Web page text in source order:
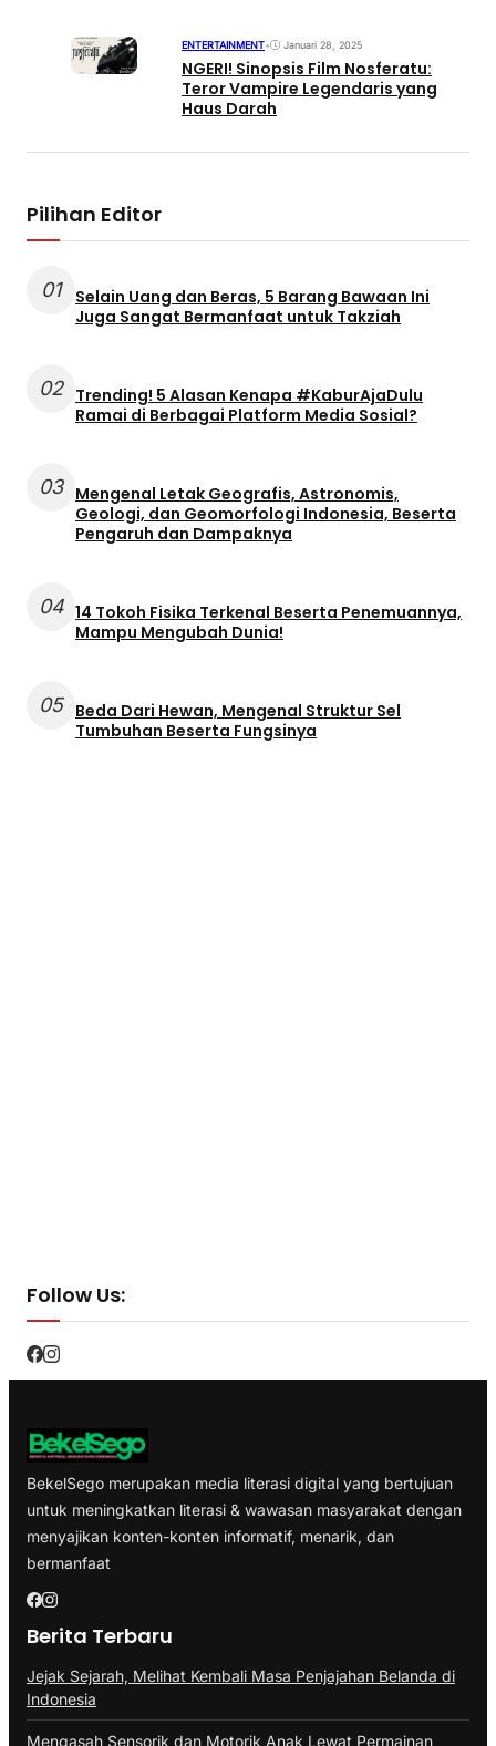
ENTERTAINMENT• Januari 28, 2025
NGERI! Sinopsis Film Nosferatu:
Teror Vampire Legendaris yang
Haus Darah
Pilihan Editor
01
Selain Uang dan Beras, 5 Barang Bawaan Ini
Juga Sangat Bermanfaat untuk Takziah
02 Trending! 5 Alasan Kenapa #KaburAjaDulu
Ramai di Berbagai Platform Media Sosial?
03 Mengenal Letak Geografis, Astronomis,
Geologi, dan Geomorfologi Indonesia, Beserta
Pengaruh dan Dampaknya
04 14 Tokoh Fisika Terkenal Beserta Penemuannya,
Mampu Mengubah Dunia!
05 Beda Dari Hewan, Mengenal Struktur Sel
Tumbuhan Beserta Fungsinya
Follow Us:
BekelSego merupakan media literasi digital yang bertujuan
untuk meningkatkan literasi & wawasan masyarakat dengan
menyajikan konten-konten informatif, menarik, dan
bermanfaat
Berita Terbaru
Jejak Sejarah, Melihat Kembali Masa Penjajahan Belanda di
Indonesia
Mengasah Sensorik dan Motorik Anak Lewat Permainan